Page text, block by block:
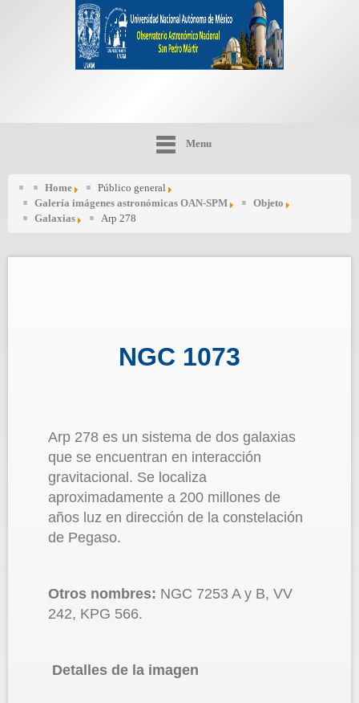
Menu
Home
Público general
Galería imágenes astronómicas OAN-SPM
Objeto
Galaxias
Arp 278
NGC 1073
Arp 278 es un sistema de dos galaxias
que se encuentran en interacción
gravitacional. Se localiza
aproximadamente a 200 millones de
años luz en dirección de la constelación
de Pegaso.
Otros nombres: NGC 7253 A y B, VV
242, KPG 566.
Detalles de la imagen